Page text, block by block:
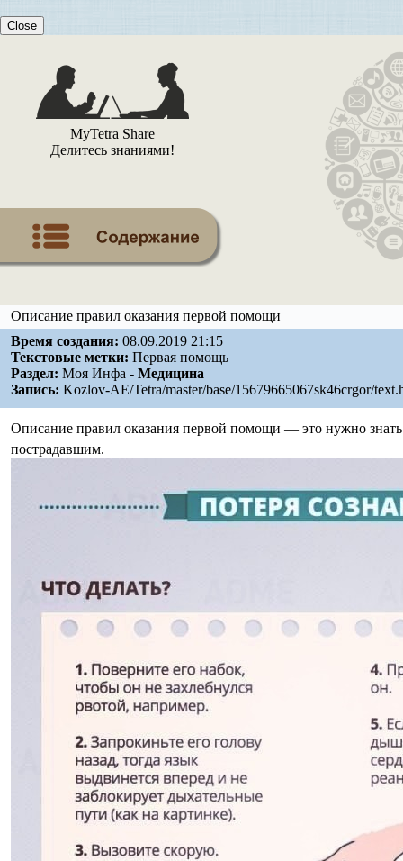
Close
MyTetra Share
Делитесь знаниями!
Описание правил оказания первой помощи
Время создания: 08.09.2019 21:15
Текстовые метки: Первая помощь
Раздел: Моя Инфа - Медицина
Запись: Kozlov-AE/Tetra/master/base/15679665067sk46crgor/
Описание правил оказания первой помощи — это нужно
пострадавшим.